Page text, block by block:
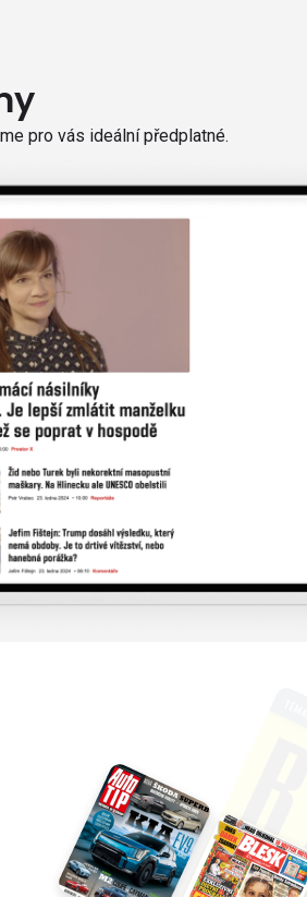
pro vás ideální předplatné.